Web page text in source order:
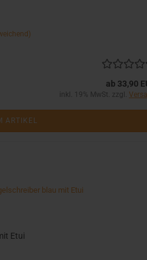
ab 33,90
inkl. 19% MwSt. zzgl.
ARTIKEL
Etui